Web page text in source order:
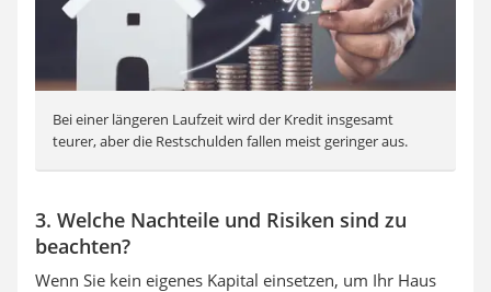
Bei einer längeren Laufzeit wird der Kredit insgesamt
teurer, aber die Restschulden fallen meist geringer aus.
3. Welche Nachteile und Risiken sind zu
beachten?
Wenn Sie kein eigenes Kapital einsetzen, um Ihr Haus